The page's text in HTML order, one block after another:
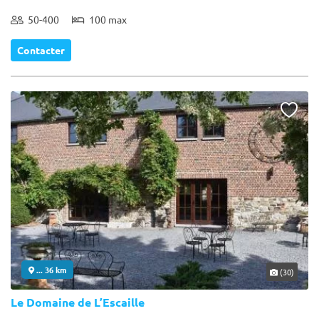
50-400 100 max
Contacter
... 36 km (30)
Le Domaine de L’Escaille